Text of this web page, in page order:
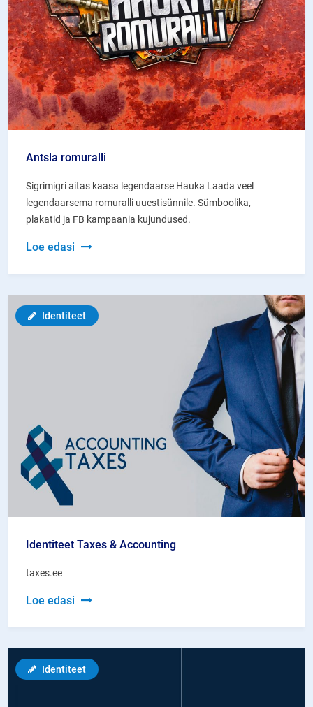
Antsla romuralli
Sigrimigri aitas kaasa legendaarse Hauka Laada veel
legendaarsema romuralli uuestisünnile. Sümboolika,
plakatid ja FB kampaania kujundused.
Loe edasi
Antsla
Identiteet
Identiteet Taxes & Accounting
taxes.ee
Loe edasi
Identiteet
Identiteet